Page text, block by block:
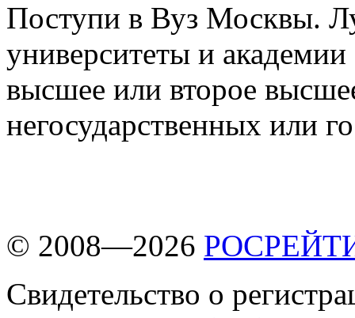
Поступи в Вуз Москвы.
университеты и
высшее или второе
негосударственных или
© 2008—2026
Свидетельство о